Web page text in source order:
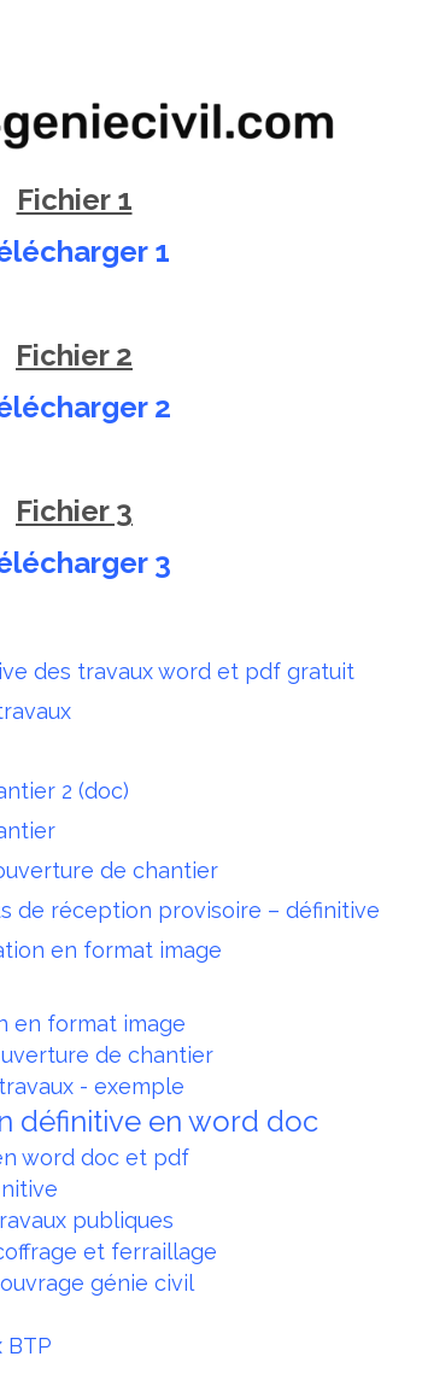
Fichier 1
1
Fichier 2
2
Fichier 3
3
des travaux word et pdf gratuit
2 (doc)
de chantier
de réception provisoire – définitive
en format image
en format image
de chantier
- exemple
définitive en word doc
word doc et pdf
publiques
et ferraillage
génie civil
BTP